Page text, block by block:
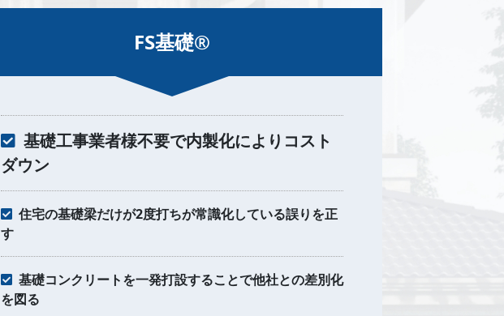
FS基礎®︎
基礎工事業者様不要で内製化によりコスト
ダウン
住宅の基礎梁だけが2度打ちが常識化している誤りを正
す
基礎コンクリートを一発打設することで他社との差別化
を図る